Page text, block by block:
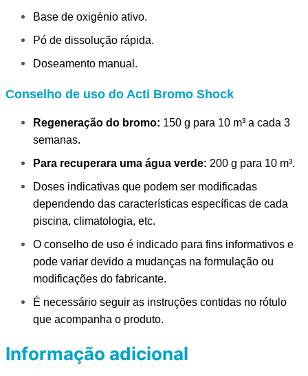
Base de oxigénio ativo.
Pó de dissolução rápida.
Doseamento manual.
Conselho de uso do Acti Bromo Shock
Regeneração do bromo: 150 g para 10 m³ a cada 3
semanas.
Para recuperara uma água verde: 200 g para 10 m³.
Doses indicativas que podem ser modificadas
dependendo das características específicas de cada
piscina, climatologia, etc.
O conselho de uso é indicado para fins informativos e
pode variar devido a mudanças na formulação ou
modificações do fabricante.
É necessário seguir as instruções contidas no rótulo
que acompanha o produto.
Informação adicional